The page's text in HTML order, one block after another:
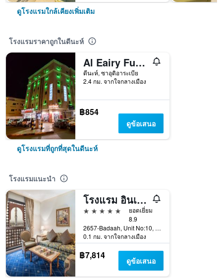
ดูโรงแรมใกล้เคียงเพิ่มเติม
โรงแรมราคาถูกในดีนะห์
Al Eairy Furnished Apt Al Madinah 3
ดีนะห์, ซาอุดิอาระเบีย
2.4 กม. จากใจกลางเมือง
฿854
ดูข้อเสนอ
ดูโรงแรมที่ถูกที่สุดในดีนะห์
โรงแรมแนะนำ
โรงแรม อินเตอร์คอนติเนนตัล มาดีนะห์ - ดาร์ อัล อิมาน บาย IHG
5 ดาว
ยอดเยี่ยม
8.9
2657-Badaah, Unit No:10, ดีนะห์, ซาอุดิอาระเบีย
0.1 กม. จากใจกลางเมือง
฿7,814 ดูข้อเสนอ